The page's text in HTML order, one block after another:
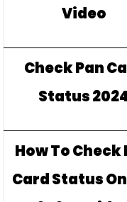
Video
Check Pan
Status
How To Check
Card Status